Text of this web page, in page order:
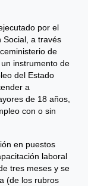
por el
Social, a través
de
instrumento de
del Estado
a
de 18 años,
con o sin
en puestos
laboral
tres meses y se
(de los rubros